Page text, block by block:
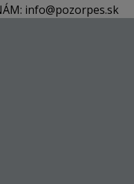
info@pozorpes.sk